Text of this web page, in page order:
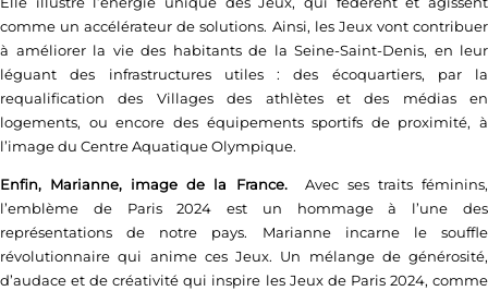
comme un accélérateur de solutions. Ainsi, les Jeux vont contribuer
à améliorer la vie des habitants de la Seine-Saint-Denis, en leur
léguant des infrastructures utiles : des écoquartiers, par la
requalification des Villages des athlètes et des médias en
logements, ou encore des équipements sportifs de proximité, à
l’image du Centre Aquatique Olympique.
Enfin, Marianne, image de la France.Avec ses traits féminins,
l’emblème de Paris 2024 est un hommage à l’une des
représentations de notre pays. Marianne incarne le souffle
révolutionnaire qui anime ces Jeux. Un mélange de générosité,
d’audace et de créativité qui inspire les Jeux de Paris 2024, comme